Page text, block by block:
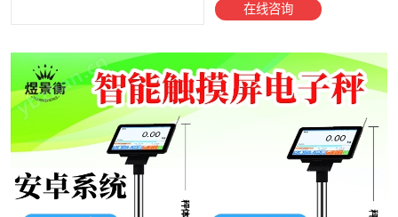
在线咨询
秤
食品金属检测称
重一体机
智能电子天平
电子地磅
防爆电子秤